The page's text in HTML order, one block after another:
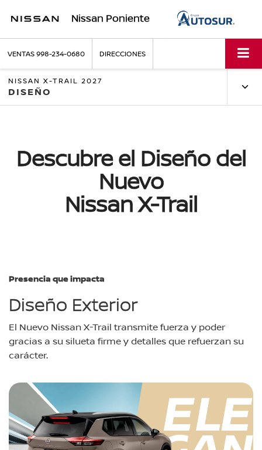
Nissan Poniente
VENTAS998-234-0680 DIRECCIONES
NISSAN X-TRAIL 2027
DISEÑO
Descubre el Diseño del
Nuevo
Nissan X-Trail
Presencia que impacta
Diseño Exterior
El Nuevo Nissan X-Trail transmite fuerza y poder
gracias a su silueta firme y detalles que refuerzan su
carácter.